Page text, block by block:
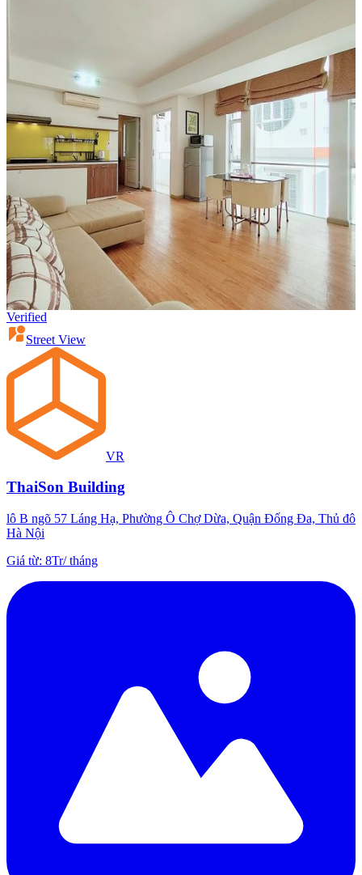
Verified
Street View
VR
ThaiSon Building
lô B ngõ 57 Láng Hạ, Phường Ô Chợ Dừa, Quận Đống Đa, Thủ đô
Hà Nội
Giá từ: 8Tr/tháng